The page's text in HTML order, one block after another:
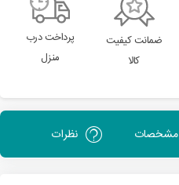
ضمانت کیفیت
کالا
پرداخت درب
منزل
مشخصات نظرات